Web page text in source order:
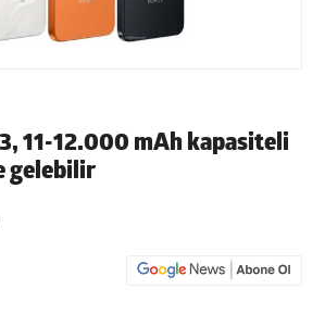
11-12.000 mAh kapasiteli
gelebilir